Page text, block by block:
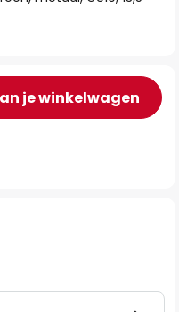
je winkelwagen